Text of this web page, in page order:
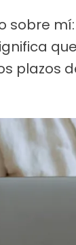
mí:
plazos